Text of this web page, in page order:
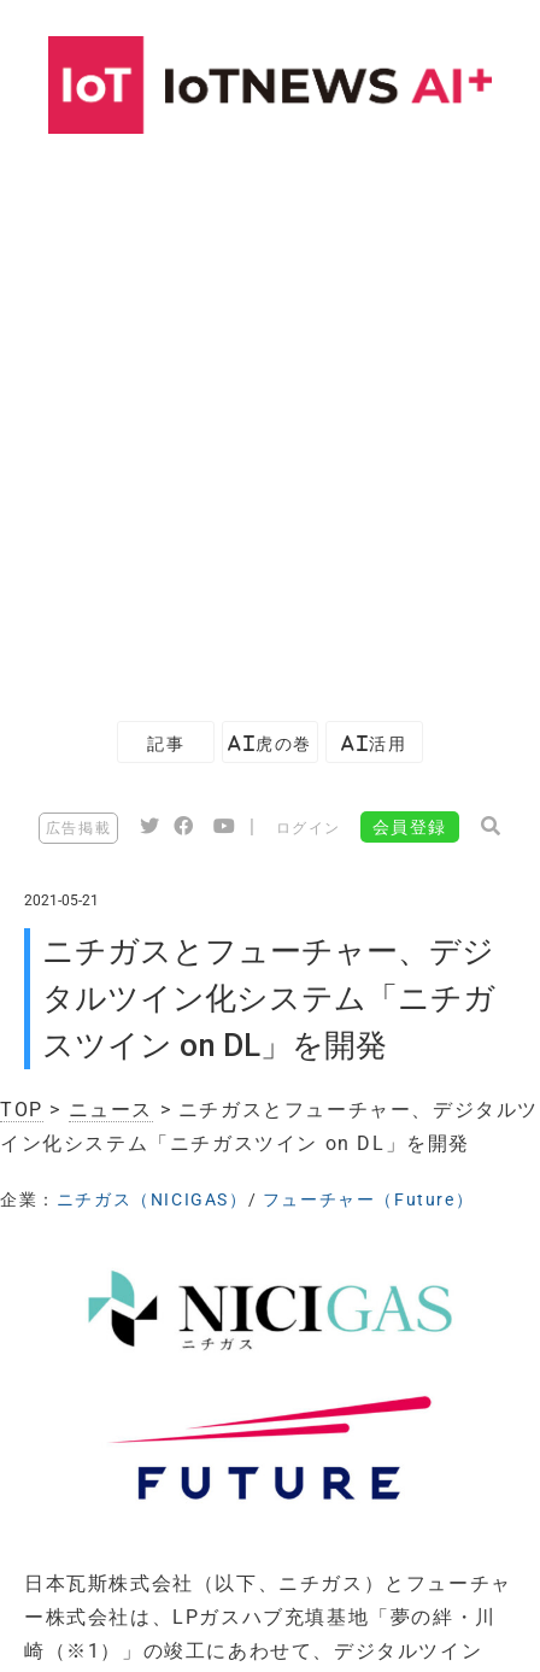
記事 AI虎の巻 AI活用
広告掲載 ログイン 会員登録
2021-05-21
ニチガスとフューチャー、デジ
タルツイン化システム「ニチガ
スツイン on DL」を開発
TOP > ニュース > ニチガスとフューチャー、デジタルツ
イン化システム「ニチガスツイン on DL」を開発
企業： ニチガス（NICIGAS） / フューチャー（Future）
日本瓦斯株式会社（以下、ニチガス）とフューチャ
ー株式会社は、LPガスハブ充填基地「夢の絆・川
崎（※1）」の竣工にあわせて、デジタルツイン